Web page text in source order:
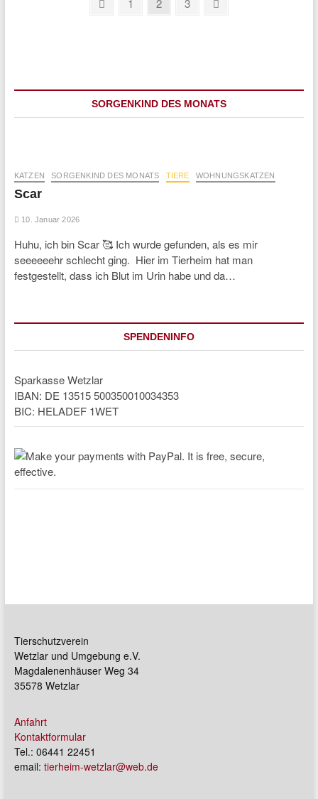
1 2 3
SORGENKIND DES MONATS
KATZEN SORGENKIND DES MONATS TIERE WOHNUNGSKATZEN
Scar
10. Januar 2026
Huhu, ich bin Scar 🥰 Ich wurde gefunden, als es mir
seeeeeehr schlecht ging. Hier im Tierheim hat man
festgestellt, dass ich Blut im Urin habe und da…
SPENDENINFO
Sparkasse Wetzlar
IBAN: DE 13515 500350010034353
BIC: HELADEF 1WET
Tierschutzverein
Wetzlar und Umgebung e.V.
Magdalenenhäuser Weg 34
35578 Wetzlar
Anfahrt
Kontaktformular
Tel.: 06441 22451
email: tierheim-wetzlar@web.de